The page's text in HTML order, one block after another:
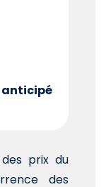
anticipé
prix du
des